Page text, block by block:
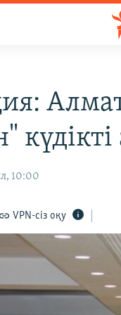
10:00
VPN-сіз оқу